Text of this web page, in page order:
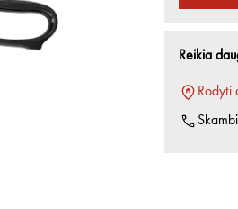
Reikia
Rodyti